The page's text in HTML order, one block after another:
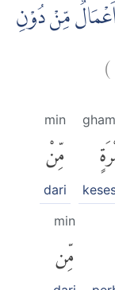
مِّنْ دُوْنِ
)
min
مِّنْ
dari
min
مِّن